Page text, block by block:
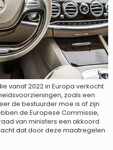
vanaf 2022 in Europa verkocht
zoals een
de bestuurder moe is of zijn
de Europese Commissie,
van ministers een akkoord
dat door deze maatregelen